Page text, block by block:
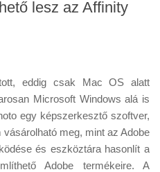
lesz az Affinity
eddig csak Mac OS alatt
Microsoft Windows alá is
egy képszerkesztő szoftver,
meg, mint az Adobe
és eszköztára hasonlít a
Adobe termékeire. A